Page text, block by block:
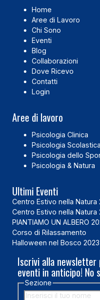
Home
Aree di Lavoro
Chi Sono
Eventi
Blog
Collaborazioni
Dove Ricevo
Contatti
Login
Aree di lavoro
Psicologia Clinica
Psicologia Scolastica
Psicologia dello
Psicologia & Natura
Ultimi Eventi
Centro Estivo nella Natura
Centro Estivo nella Natura
PIANTIAMO UN ALBERO
Corso di Rilassamento
Halloween nel Bosco 2023
Iscrivi alla
eventi in anticipo! No
Sezione